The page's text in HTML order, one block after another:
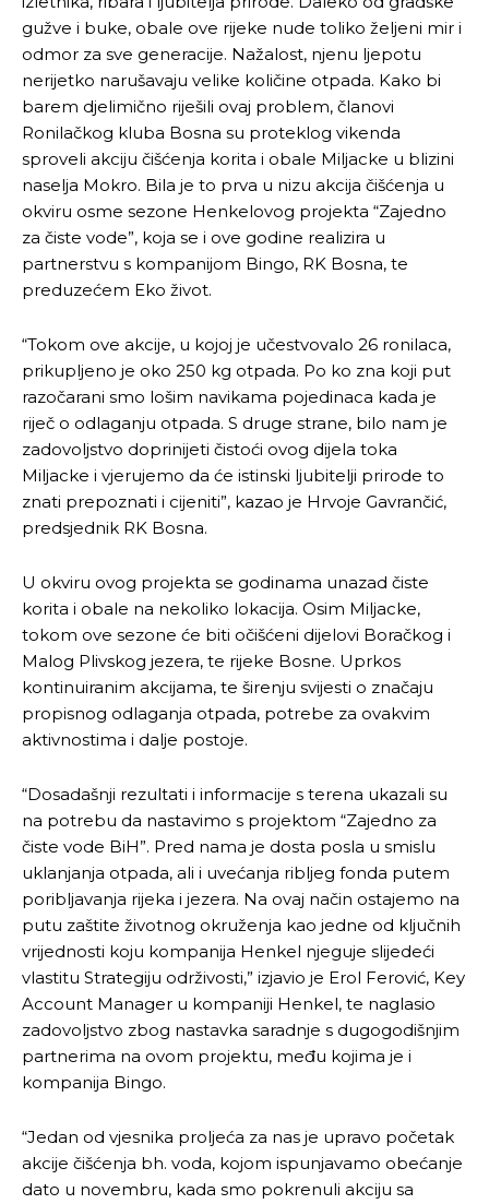
gužve i buke, obale ove rijeke nude toliko željeni mir i
odmor za sve generacije. Nažalost, njenu ljepotu
nerijetko narušavaju velike količine otpada. Kako bi
barem djelimično riješili ovaj problem, članovi
Ronilačkog kluba Bosna su proteklog vikenda
sproveli akciju čišćenja korita i obale Miljacke u blizini
naselja Mokro. Bila je to prva u nizu akcija čišćenja u
okviru osme sezone Henkelovog projekta “Zajedno
za čiste vode”, koja se i ove godine realizira u
partnerstvu s kompanijom Bingo, RK Bosna, te
preduzećem Eko život.
“Tokom ove akcije, u kojoj je učestvovalo 26 ronilaca,
prikupljeno je oko 250 kg otpada. Po ko zna koji put
razočarani smo lošim navikama pojedinaca kada je
riječ o odlaganju otpada. S druge strane, bilo nam je
zadovoljstvo doprinijeti čistoći ovog dijela toka
Miljacke i vjerujemo da će istinski ljubitelji prirode to
znati prepoznati i cijeniti”, kazao je Hrvoje Gavrančić,
predsjednik RK Bosna.
U okviru ovog projekta se godinama unazad čiste
korita i obale na nekoliko lokacija. Osim Miljacke,
tokom ove sezone će biti očišćeni dijelovi Boračkog i
Malog Plivskog jezera, te rijeke Bosne. Uprkos
kontinuiranim akcijama, te širenju svijesti o značaju
propisnog odlaganja otpada, potrebe za ovakvim
aktivnostima i dalje postoje.
“Dosadašnji rezultati i informacije s terena ukazali su
na potrebu da nastavimo s projektom “Zajedno za
čiste vode BiH”. Pred nama je dosta posla u smislu
uklanjanja otpada, ali i uvećanja ribljeg fonda putem
poribljavanja rijeka i jezera. Na ovaj način ostajemo na
putu zaštite životnog okruženja kao jedne od ključnih
vrijednosti koju kompanija Henkel njeguje slijedeći
vlastitu Strategiju održivosti,” izjavio je Erol Ferović, Key
Account Manager u kompaniji Henkel, te naglasio
zadovoljstvo zbog nastavka saradnje s dugogodišnjim
partnerima na ovom projektu, među kojima je i
kompanija Bingo.
“Jedan od vjesnika proljeća za nas je upravo početak
akcije čišćenja bh. voda, kojom ispunjavamo obećanje
dato u novembru, kada smo pokrenuli akciju sa